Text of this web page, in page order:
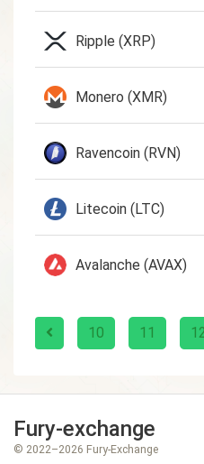
Ripple (XRP)
Monero (XMR)
Ravencoin (RVN)
Litecoin (LTC)
Avalanche (AVAX)
10 11
Fury-exchange
© 2022–2026 Fury-Exchange